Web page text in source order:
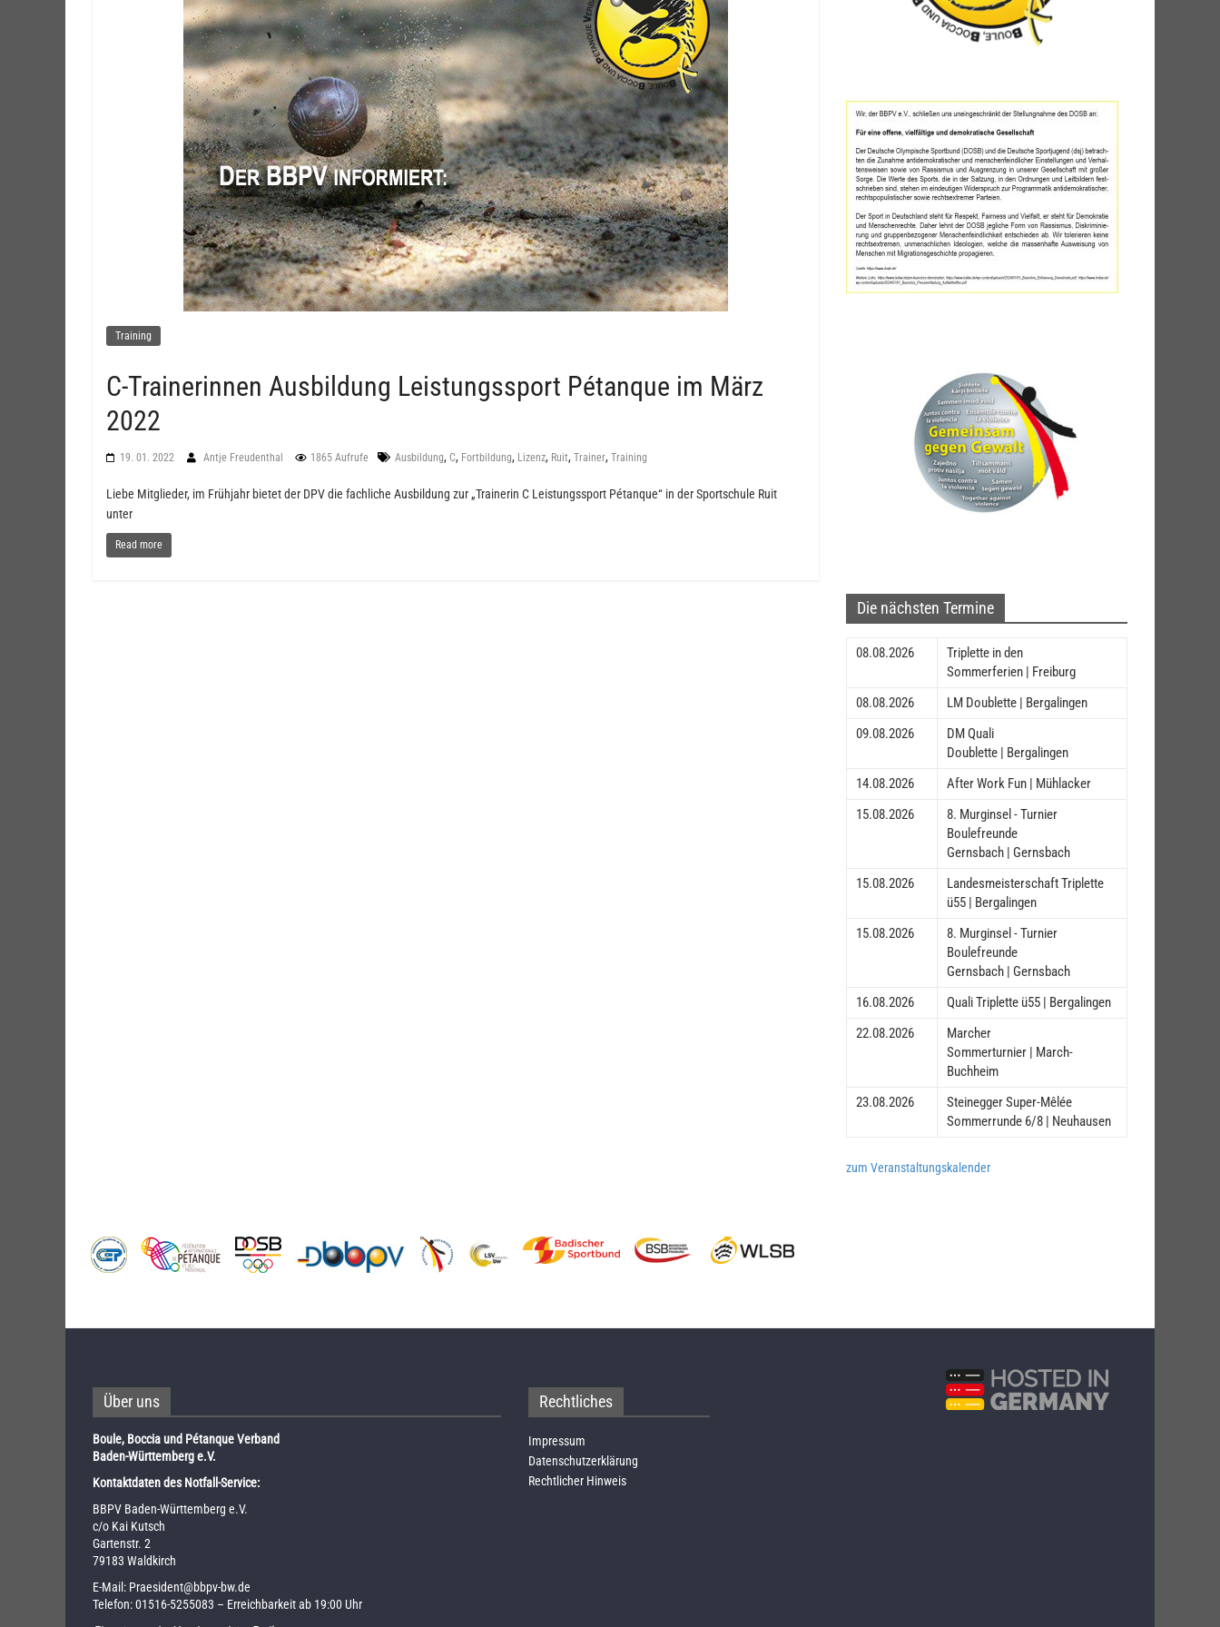
Training
C-Trainerinnen Ausbildung Leistungssport Pétanque im März
2022
19. 01. 2022 Antje Freudenthal 1865 Aufrufe Ausbildung, C, Fortbildung, Lizenz, Ruit, Trainer, Training
Liebe Mitglieder, im Frühjahr bietet der DPV die fachliche Ausbildung zur „Trainerin C Leistungssport Pétanque“ in der Sportschule Ruit
unter
Read more
Die nächsten Termine
08.08.2026
Triplette in den
Sommerferien | Freiburg
08.08.2026
LM Doublette | Bergalingen
09.08.2026
DM Quali
Doublette | Bergalingen
14.08.2026
After Work Fun | Mühlacker
15.08.2026
8. Murginsel - Turnier
Boulefreunde
Gernsbach | Gernsbach
15.08.2026
Landesmeisterschaft Triplette
ü55 | Bergalingen
15.08.2026
8. Murginsel - Turnier
Boulefreunde
Gernsbach | Gernsbach
16.08.2026
Quali Triplette ü55 | Bergalingen
22.08.2026
Marcher
Sommerturnier | March-
Buchheim
23.08.2026
Steinegger Super-Mêlée
Sommerrunde 6/8 | Neuhausen
zum Veranstaltungskalender
Über uns
Boule, Boccia und Pétanque Verband
Baden-Württemberg e.V.
Kontaktdaten des Notfall-Service:
BBPV Baden-Württemberg e.V.
c/o Kai Kutsch
Gartenstr. 2
79183 Waldkirch
E-Mail: Praesident@bbpv-bw.de
Telefon:01516-5255083 – Erreichbarkeit ab 19:00 Uhr
Rechtliches
Impressum
Datenschutzerklärung
Rechtlicher Hinweis